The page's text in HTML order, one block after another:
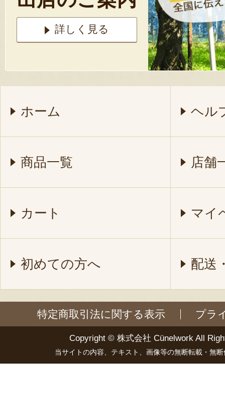
詳しく見る
ホーム ヘル
商品一覧 店舗
カート マイ
初めての方へ 配送
特定商取引法に関する表示 プラ
Copyright © 株式会社 Cünelwork All
当サイトの内容、テキスト、画像等の無断転載・無